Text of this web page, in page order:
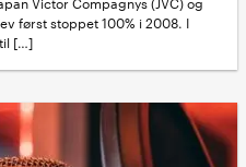
Victor Compagnys (JVC) og
først stoppet 100% i 2008. I
[…]